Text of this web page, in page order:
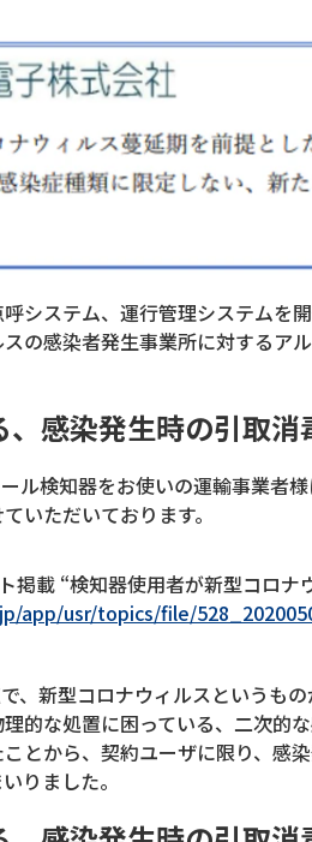
システム、運行管理システムを
の感染者発生事業所に対するア
感染発生時の引取消
ル検知器をお使いの運輸事業者
いただいております。
掲載 “検知器使用者が新型コロナ
app/usr/topics/file/
、新型コロナウィルスというも
的な処置に困っている、二次的
とから、契約ユーザに限り、感
りました。